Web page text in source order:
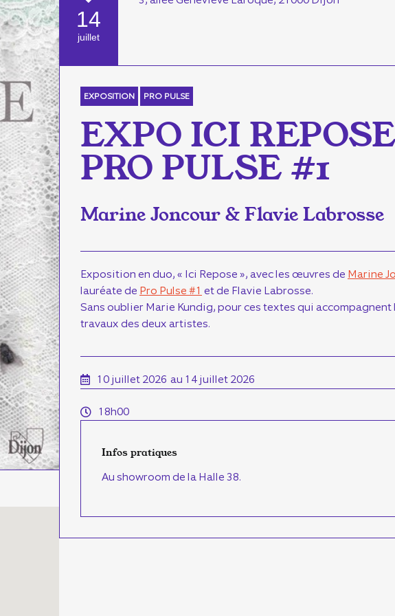
14
juillet
EXPOSITION PRO PULSE
EXPO ICI
PRO PULSE #1
Marine Joncour & Flavie Labrosse
Exposition en duo, « Ici Repose », avec les œuvres de Marine
lauréate de Pro Pulse #1 et de Flavie Labrosse.
Sans oublier Marie Kundig, pour ces textes qui accompagnent
travaux des deux artistes.
10 juillet 2026 au 14 juillet 2026
18h00
Infos pratiques
Au showroom de la Halle 38.